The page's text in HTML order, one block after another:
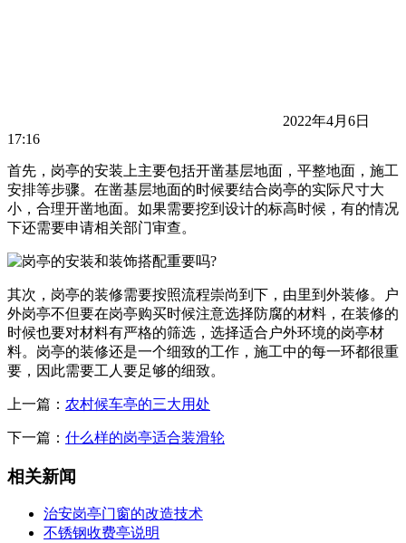
2022年4月6日
17:16
首先，岗亭的安装上主要包括开凿基层地面，平整地面，施工
安排等步骤。在凿基层地面的时候要结合岗亭的实际尺寸大
小，合理开凿地面。如果需要挖到设计的标高时候，有的情况
下还需要申请相关部门审查。
其次，岗亭的装修需要按照流程崇尚到下，由里到外装修。户
外岗亭不但要在岗亭购买时候注意选择防腐的材料，在装修的
时候也要对材料有严格的筛选，选择适合户外环境的岗亭材
料。岗亭的装修还是一个细致的工作，施工中的每一环都很重
要，因此需要工人要足够的细致。
上一篇： 农村候车亭的三大用处
下一篇： 什么样的岗亭适合装滑轮
相关新闻
治安岗亭门窗的改造技术
不锈钢收费亭说明